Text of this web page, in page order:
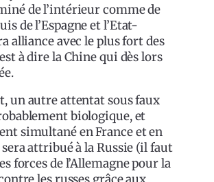
de l’intérieur comme de
de l’Espagne et l’Etat-
alliance avec le plus fort des
à dire la Chine qui dès lors
un autre attentat sous faux
biologique, et
simultané en France et en
attribué à la Russie (il faut
forces de l’Allemagne pour la
les russes grâce aux